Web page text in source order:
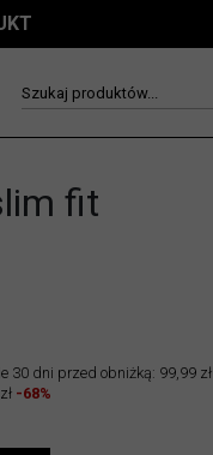
Szukaj produktów...
fit
30 dni przed obniżką: 99,99 zł
-68%